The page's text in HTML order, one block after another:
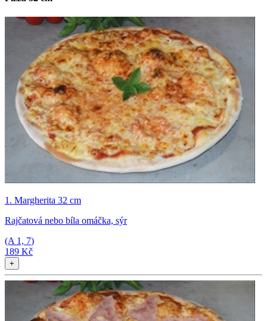
1. Margherita 32 cm
Rajčatová nebo bíla omáčka, sýr
(A 1, 7)
189 Kč
+